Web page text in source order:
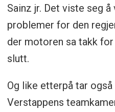
Sainz jr. Det viste seg
problemer for den
der motoren sa takk
slutt.
Og like etterpå tar
Verstappens